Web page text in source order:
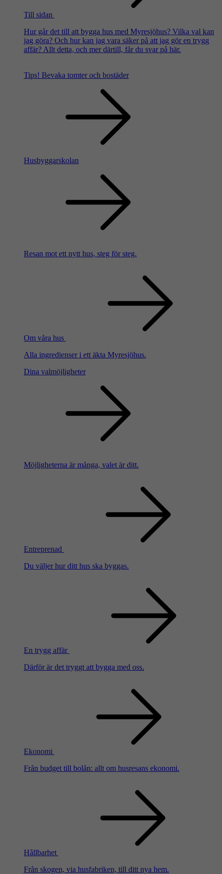
Till sidan
Hur går det till att bygga hus med Myresjöhus? Vilka val kan
jag göra? Och hur kan jag vara säker på att jag gör en trygg
affär? Allt detta, och mer därtill, får du svar på här.
Tips! Bevaka tomter och bostäder
Husbyggarskolan
Resan mot ett nytt hus, steg för steg.
Om våra hus
Alla ingredienser i ett äkta Myresjöhus.
Dina valmöjligheter
Möjligheterna är många, valet är ditt.
Entreprenad
Du väljer hur ditt hus ska byggas.
En trygg affär
Därför är det tryggt att bygga med oss.
Ekonomi
Från budget till bolån: allt om husresans ekonomi.
Hållbarhet
Från skogen, via husfabriken, till ditt nya hem.